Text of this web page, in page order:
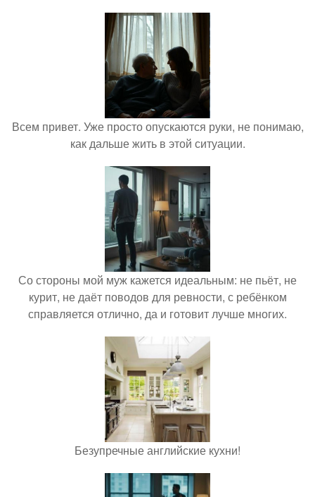
Всем привет. Уже просто опускаются руки, не понимаю,
как дальше жить в этой ситуации.
Со стороны мой муж кажется идеальным: не пьёт, не
курит, не даёт поводов для ревности, с ребёнком
справляется отлично, да и готовит лучше многих.
Безупречные английские кухни!